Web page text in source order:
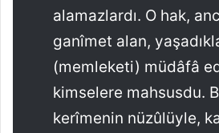
alamazlardı. O hak,
ganîmet alan,
(memleketi) müdâfâ
kimselere mahsusdu.
kerîmenin nüzûlüyle,